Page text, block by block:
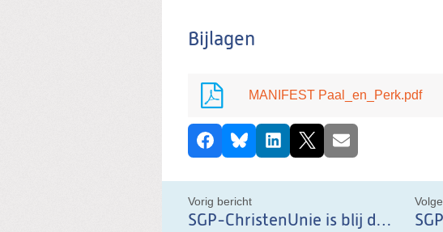
Bijlagen
MANIFEST Paal_en_Perk.pdf
D
e
e
l
d
FacebookBlueskyLinkedIn
X E-mail
Vorig bericht
SGP-ChristenUnie is blij dat het schoolzwemmen blijft